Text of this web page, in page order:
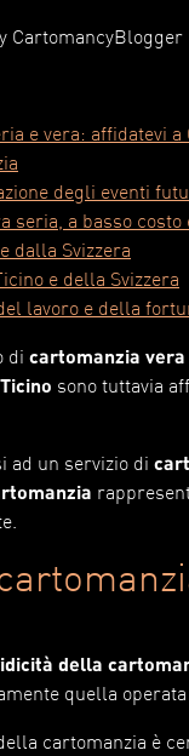
CartomancyBlogger
e vera: affidatevi a
degli eventi
seria, a basso
dalla Svizzera
e della Svizzera
lavoro e della
di cartomanzia vera
Ticino sono tuttavia
ad un servizio di
della
quella
cartomanzia è